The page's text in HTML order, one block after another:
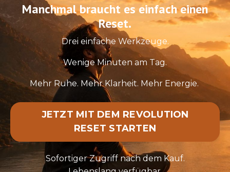
Manchmal braucht es einfach einen
Reset.
Drei einfache Werkzeuge.
Wenige Minuten am Tag.
Mehr Ruhe. Mehr Klarheit. Mehr Energie.
JETZT MIT DEM REVOLUTION
RESET STARTEN
Sofortiger Zugriff nach dem Kauf.